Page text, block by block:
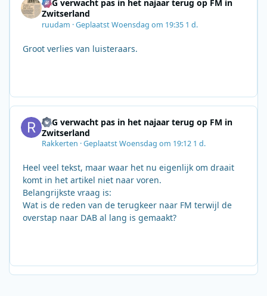
SRG verwacht pas in het najaar terug op FM in
Zwitserland
ruudam ·GeplaatstWoensdag om 19:35 1 d.
Groot verlies van luisteraars.
SRG verwacht pas in het najaar terug op FM in
Zwitserland
Rakkerten ·GeplaatstWoensdag om 19:12 1 d.
Heel veel tekst, maar waar het nu eigenlijk om draait
komt in het artikel niet naar voren.
Belangrijkste vraag is:
Wat is de reden van de terugkeer naar FM terwijl de
overstap naar DAB al lang is gemaakt?